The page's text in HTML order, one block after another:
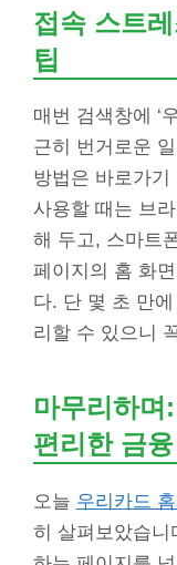
접속 스트
팁
매번 검색창에 ‘
근히 번거로운
방법은 바로가
사용할 때는 브
해 두고, 스마트
페이지의 홈 화
다. 단 몇 초 만
리할 수 있으니
마무리하며
편리한 금융
오늘 우리카드
히 살펴보았습니